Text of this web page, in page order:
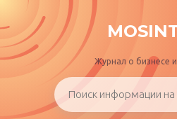
Журнал о бизнесе